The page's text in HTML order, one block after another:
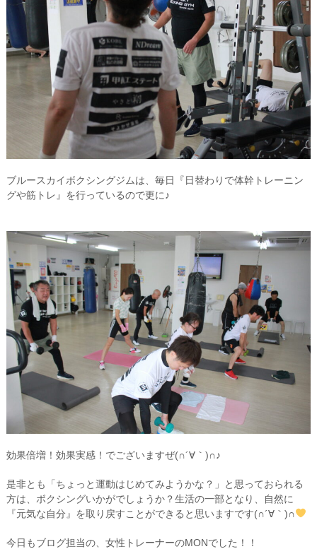
ブルースカイボクシングジムは、毎日『日替わりで体幹トレーニン
グや筋トレ』を行っているので更に♪
効果倍増！効果実感！でございますぜ(∩´∀｀)∩♪
是非とも「ちょっと運動はじめてみようかな？」と思っておられる
方は、ボクシングいかがでしょうか？生活の一部となり、自然に
『元気な自分』を取り戻すことができると思いますです(∩´∀｀)∩
今日もブログ担当の、女性トレーナーのMONでした！！